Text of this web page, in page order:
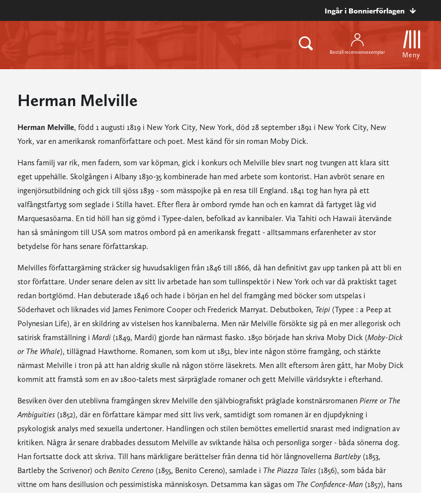
Ingår i Bonnierförlagen
Beställ recensionsexemplar Meny
Herman Melville
Herman Melville, född 1 augusti 1819 i New York City, New York, död 28 september 1891 i New York City, New
York, var en amerikansk romanförfattare och poet. Mest känd för sin roman Moby Dick.
Hans familj var rik, men fadern, som var köpman, gick i konkurs och Melville blev snart nog tvungen att klara sitt
eget uppehälle. Skolgången i Albany 1830-35 kombinerade han med arbete som kontorist. Han avbröt senare en
ingenjörsutbildning och gick till sjöss 1839 - som mässpojke på en resa till England. 1841 tog han hyra på ett
valfångstfartyg som seglade i Stilla havet. Efter flera år ombord rymde han och en kamrat då fartyget låg vid
Marquesasöarna. En tid höll han sig gömd i Typee-dalen, befolkad av kannibaler. Via Tahiti och Hawaii återvände
han så småningom till USA som matros ombord på en amerikansk fregatt - alltsammans erfarenheter av stor
betydelse för hans senare författarskap.
Melvilles författargärning sträcker sig huvudsakligen från 1846 till 1866, då han definitivt gav upp tanken på att bli en
stor författare. Under senare delen av sitt liv arbetade han som tullinspektör i New York och var då praktiskt taget
redan bortglömd. Han debuterade 1846 och hade i början en hel del framgång med böcker som utspelas i
Söderhavet och liknades vid James Fenimore Cooper och Frederick Marryat. Debutboken, Teipi(Typee : a Peep at
Polynesian Life), är en skildring av vistelsen hos kannibalerna. Men när Melville försökte sig på en mer allegorisk och
satirisk framställning i Mardi(1849, Mardi) gjorde han närmast fiasko. 1850 började han skriva Moby Dick (Moby-Dick
or The Whale), tillägnad Hawthorne. Romanen, som kom ut 1851, blev inte någon större framgång, och stärkte
närmast Melville i tron på att han aldrig skulle nå någon större läsekrets. Men allt eftersom åren gått, har Moby Dick
kommit att framstå som en av 1800-talets mest särpräglade romaner och gett Melville världsrykte i efterhand.
Besviken över den uteblivna framgången skrev Melville den självbiografiskt präglade konstnärsromanen Pierre or The
Ambiguities(1852), där en författare kämpar med sitt livs verk, samtidigt som romanen är en djupdykning i
psykologisk analys med sexuella undertoner. Handlingen och stilen bemöttes emellertid snarast med indignation av
kritiken. Några år senare drabbades dessutom Melville av sviktande hälsa och personliga sorger - båda sönerna dog.
Han fortsatte dock att skriva. Till hans märkligare berättelser från denna tid hör långnovellerna Bartleby(1853,
Bartleby the Scrivenor) och Benito Cereno(1855, Benito Cereno), samlade i The Piazza Tales(1856), som båda bär
vittne om hans desillusion och pessimistiska människosyn. Detsamma kan sägas om The Confidence-Man(1857), hans